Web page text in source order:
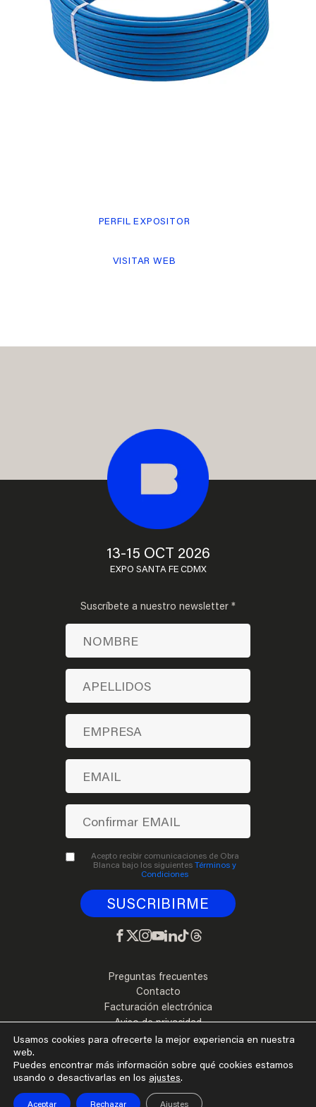
PERFIL EXPOSITOR
VISITAR WEB
Preguntas frecuentes
Contacto
Facturación electrónica
Aviso de privacidad
Términos y Condiciones
©2026
13-15 OCT 2026
EXPO SANTA FE CDMX
Suscríbete a nuestro newsletter *
Acepto recibir comunicaciones de Obra
Blanca bajo los siguientesTérminos y
Condiciones
Usamos cookies para ofrecerte la mejor experiencia en nuestra
web.
Puedes encontrar más información sobre qué cookies estamos
usando o desactivarlas en los ajustes.
Aceptar Rechazar Ajustes